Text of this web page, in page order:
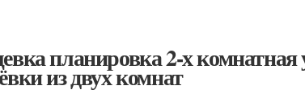
планировка 2-х
из двух комнат